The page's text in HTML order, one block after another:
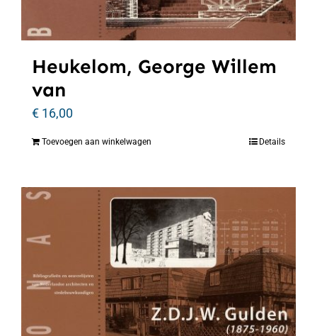
Heukelom, George Willem
van
€ 16,00
Toevoegen aan winkelwagen Details